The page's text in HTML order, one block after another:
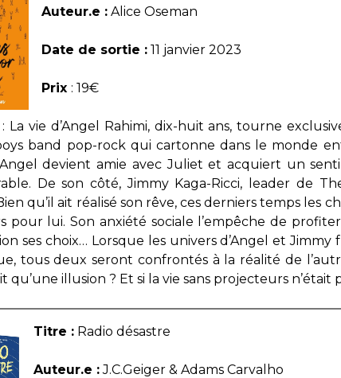
Auteur.e : Alice Oseman
Date de sortie : 11 janvier 2023
Prix : 19€
: La vie d’Angel Rahimi, dix-huit ans, tourne
band pop-rock qui cartonne dans le monde
devient amie avec Juliet et acquiert un
De son côté, Jimmy Kaga-Ricci, leader de
qu’il ait réalisé son rêve, ces derniers temps les
pour lui. Son anxiété sociale l’empêche de
ses choix… Lorsque les univers d’Angel et
tous deux seront confrontés à la réalité de
qu’une illusion ? Et si la vie sans projecteurs n’était
Titre : Radio désastre
Auteur.e :J.C.Geiger & Adams Carvalho